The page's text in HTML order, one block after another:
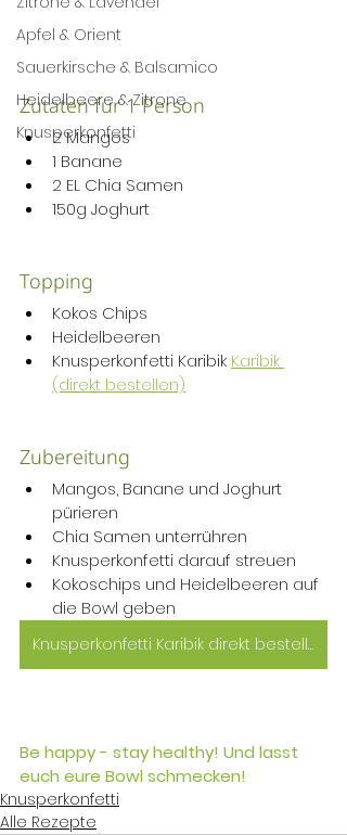
Apfel & Orient
Sauerkirsche & Balsamico
Heidelbeere & Zitrone
Knusperkonfetti
Zutaten für 1 Person
2 Mangos
1 Banane
2 EL Chia Samen
150g Joghurt
Topping
Kokos Chips
Heidelbeeren
Knusperkonfetti Karibik Karibik
(direkt bestellen)
Zubereitung
Mangos, Banane und Joghurt
pürieren
Chia Samen unterrühren
Knusperkonfetti darauf streuen
Kokoschips und Heidelbeeren auf
die Bowl geben
Knusperkonfetti Karibik direkt bestellen
Be happy - stay healthy! Und lasst
euch eure Bowl schmecken!
Knusperkonfetti
Alle Rezepte